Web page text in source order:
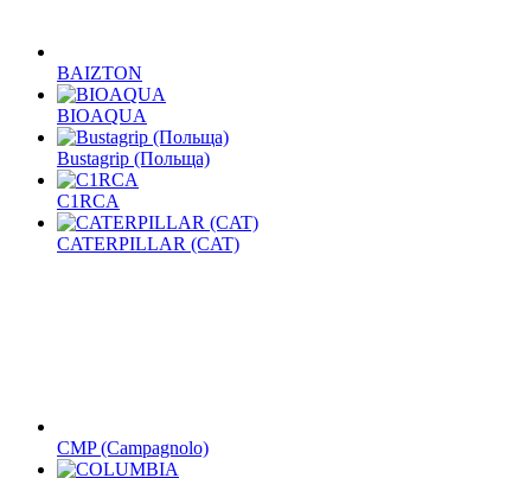
BAIZTON
BIOAQUA
Bustagrip (Польща)
C1RCA
CATERPILLAR (CAT)
CMP (Campagnolo)